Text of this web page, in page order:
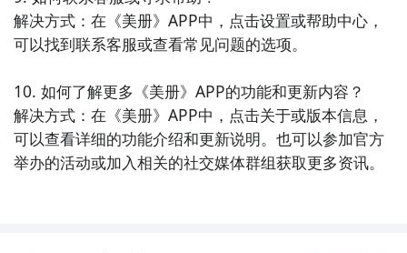
人脸识别功能，让您的自拍更加出彩。无论是日常生活
还是社交媒体，都能够让您的照片变得更
解决方式：在《美册》APP中，点击设置或帮助中心，
可以找到联系客服或查看常见问题的选项。
10. 如何了解更多《美册》APP的功能和更新内容？
解决方式：在《美册》APP中，点击关于或版本信息，
可以查看详细的功能介绍和更新说明。也可以参加官方
举办的活动或加入相关的社交媒体群组获取更多资讯。